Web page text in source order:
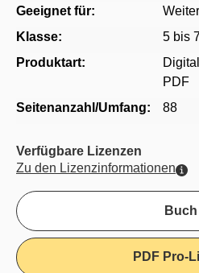
Geeignet für:
Klasse:
5 bis
Produktart:
PDF
Seitenanzahl/Umfang:
88
Verfügbare Lizenzen
Zu den Lizenzinformationen
Buch
PDF Pro-